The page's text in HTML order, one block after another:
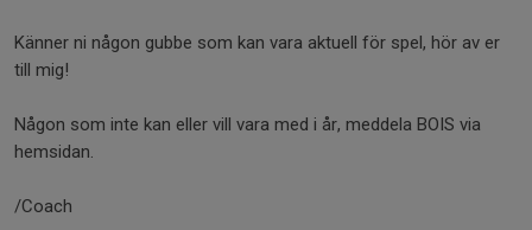
Känner ni någon gubbe som kan vara aktuell för spel, hör av er
till mig!
Någon som inte kan eller vill vara med i år, meddela BOIS via
hemsidan.
/Coach